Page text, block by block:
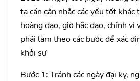
ta cần cân nhắc các yếu tốt
hoàng đạo, giờ hắc đạo, chính vì
phải làm theo các bước để xác
khởi sự
Bước 1: Tránh các ngày đại kỵ,